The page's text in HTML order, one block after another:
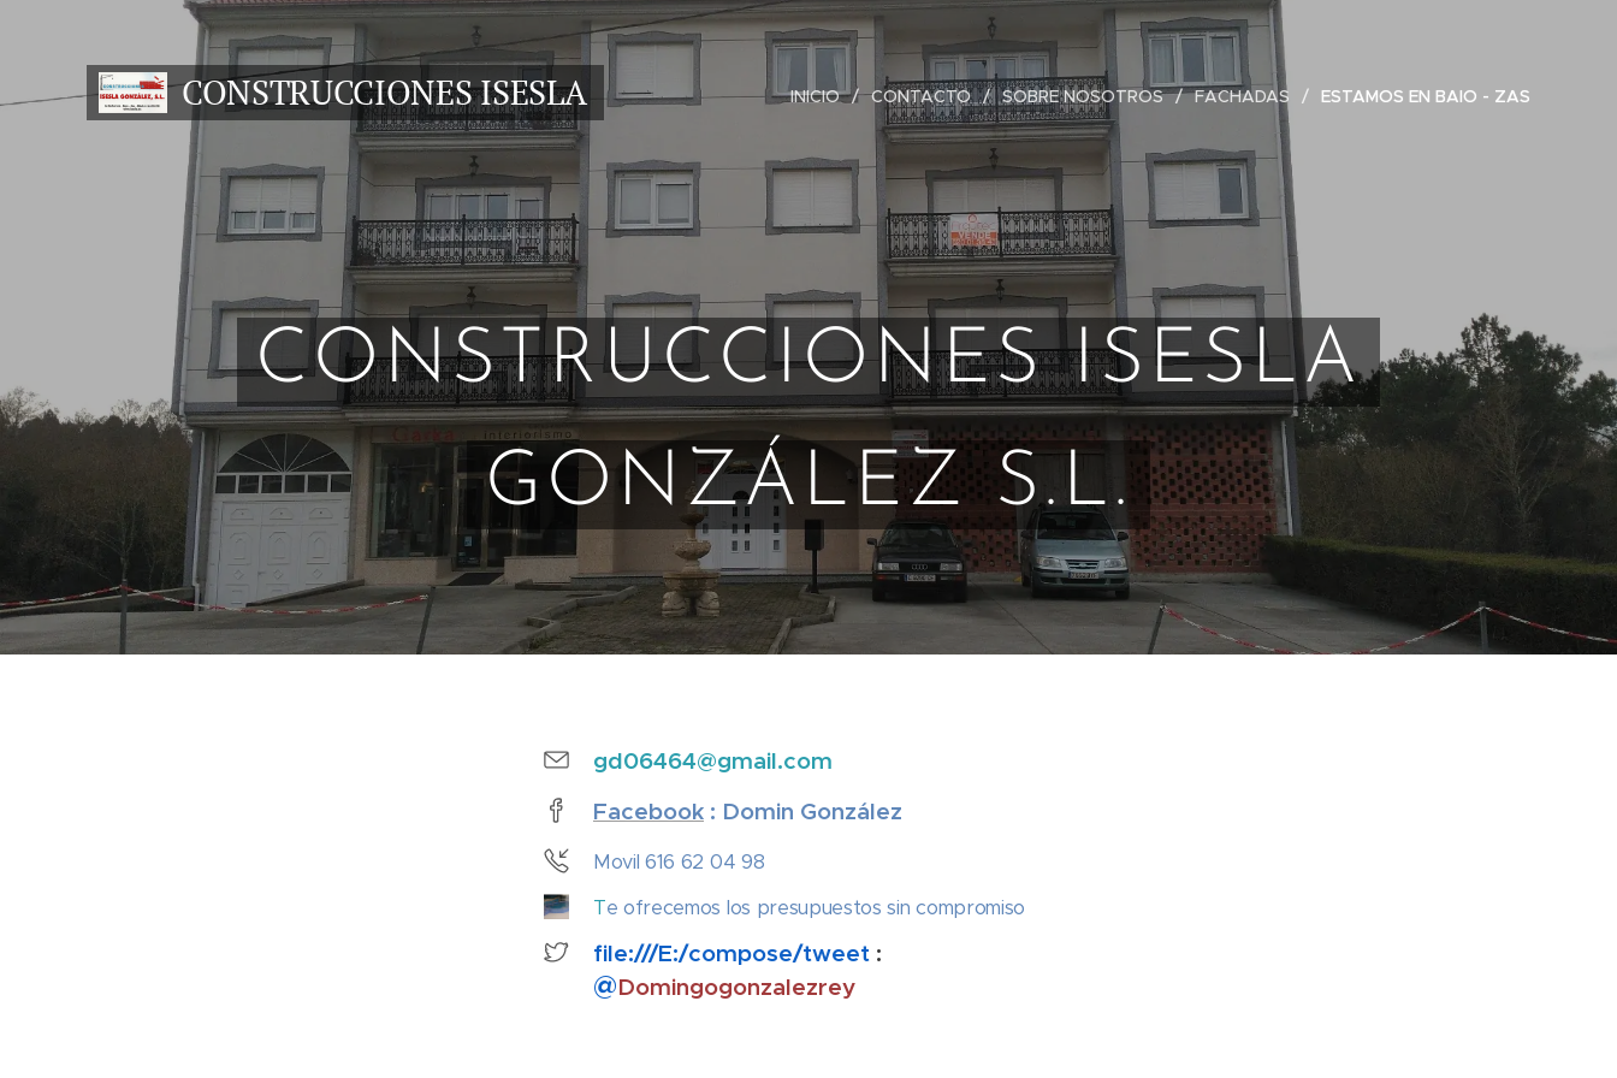
CONSTRUCCIONES ISESLA
GONZALEZ S.L.
INICIO CONTACTO SOBRE NOSOTROS FACHADAS ESTAMOS EN BAIO - ZAS
CONSTRUCCIONES ISESLA
GONZÁLEZ S.L.
gd06464@gmail.com
Facebook : Domin González
Movil 616 62 04 98
Te ofrecemos los presupuestos sin compromiso
file:///E:/compose/tweet :
@Domingogonzalezrey